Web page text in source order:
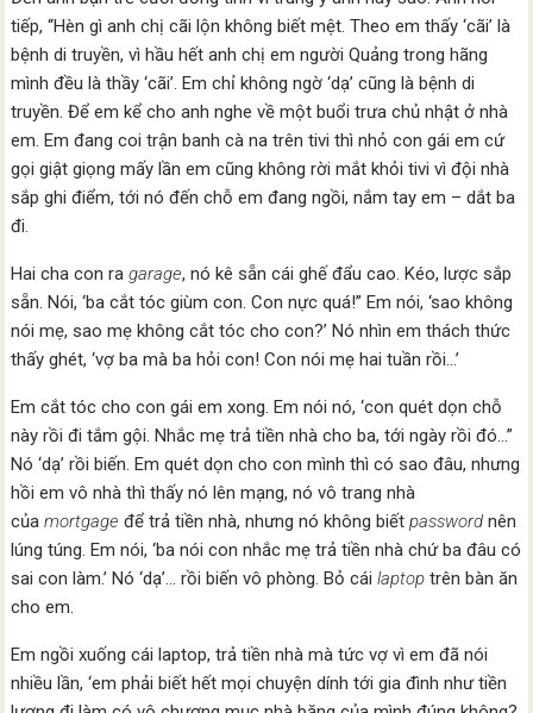
tiếp, “Hèn gì anh chị cãi lộn không biết mệt. Theo em thấy ‘cãi’ là
bệnh di truyền, vì hầu hết anh chị em người Quảng trong hãng
mình đều là thầy ‘cãi’. Em chỉ không ngờ ‘dạ’ cũng là bệnh di
truyền. Để em kể cho anh nghe về một buổi trưa chủ nhật ở nhà
em. Em đang coi trận banh cà na trên tivi thì nhỏ con gái em cứ
gọi giật giọng mấy lần em cũng không rời mắt khỏi tivi vì đội nhà
sắp ghi điểm, tới nó đến chỗ em đang ngồi, nắm tay em – dắt ba
đi.
Hai cha con ragarage, nó kê sẵn cái ghế đẩu cao. Kéo, lược sắp
sẵn. Nói, ‘ba cắt tóc giùm con. Con nực quá!” Em nói, ‘sao không
nói mẹ, sao mẹ không cắt tóc cho con?’ Nó nhìn em thách thức
thấy ghét, ‘vợ ba mà ba hỏi con! Con nói mẹ hai tuần rồi…’
Em cắt tóc cho con gái em xong. Em nói nó, ‘con quét dọn chỗ
này rồi đi tắm gội. Nhắc mẹ trả tiền nhà cho ba, tới ngày rồi đó…”
Nó ‘dạ’ rồi biến. Em quét dọn cho con mình thì có sao đâu, nhưng
hồi em vô nhà thì thấy nó lên mạng, nó vô trang nhà
củamortgage để trả tiền nhà, nhưng nó không biếtpassword nên
lúng túng. Em nói, ‘ba nói con nhắc mẹ trả tiền nhà chứ ba đâu có
sai con làm.’ Nó ‘dạ’… rồi biến vô phòng. Bỏ cáilaptop trên bàn ăn
cho em.
Em ngồi xuống cái laptop, trả tiền nhà mà tức vợ vì em đã nói
nhiều lần, ‘em phải biết hết mọi chuyện dính tới gia đình như tiền